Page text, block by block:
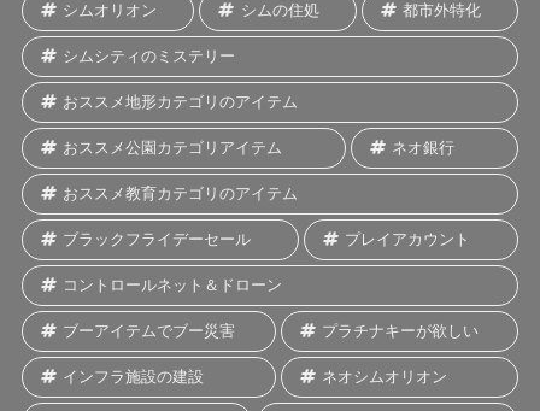
シムオリオン シムの住処 都市外特化
シムシティのミステリー
おススメ地形カテゴリのアイテム
おススメ公園カテゴリアイテム ネオ銀行
おススメ教育カテゴリのアイテム
ブラックフライデーセール プレイアカウント
コントロールネット＆ドローン
ブーアイテムでブー災害 プラチナキーが欲しい
インフラ施設の建設 ネオシムオリオン